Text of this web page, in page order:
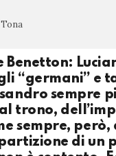
Benetton:
“germani” e
sempre
trono,
sempre, però,
di un